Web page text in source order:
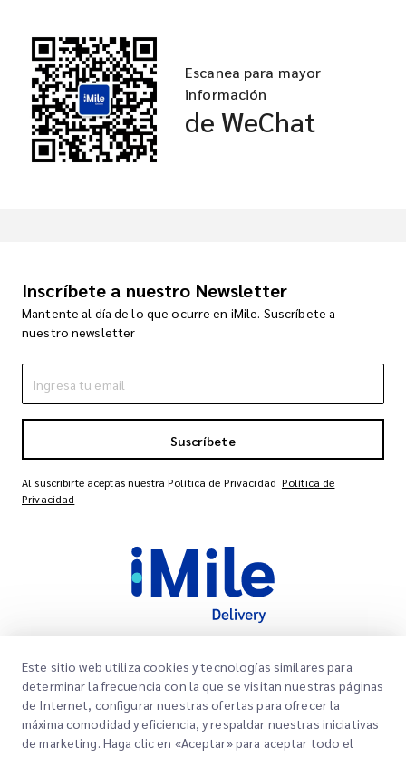
Escanea para mayor
información
de WeChat
Inscríbete a nuestro Newsletter
Mantente al día de lo que ocurre en iMile. Suscríbete a
nuestro newsletter
Suscríbete
Al suscribirte aceptas nuestra Política de Privacidad Política de
Privacidad
Links Rápidos
Oficinas
Solicitar una cotización
Corporativo
Sobre nosotros
Nuestros Servicios
Este sitio web utiliza cookies y tecnologías similares para
determinar la frecuencia con la que se visitan nuestras páginas
de Internet, configurar nuestras ofertas para ofrecer la
máxima comodidad y eficiencia, y respaldar nuestras iniciativas
de marketing. Haga clic en «Aceptar» para aceptar todo el